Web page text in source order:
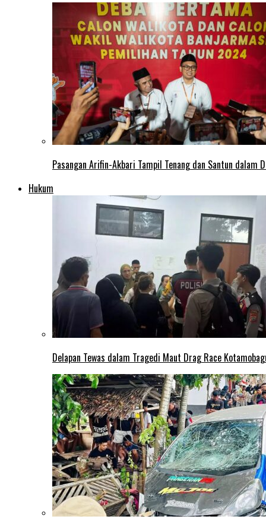
Pasangan Arifin-Akbari Tampil Tenang dan Santun dalam
Hukum
Delapan Tewas dalam Tragedi Maut Drag Race